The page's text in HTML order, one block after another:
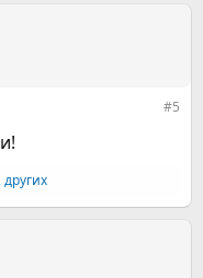
#5
других